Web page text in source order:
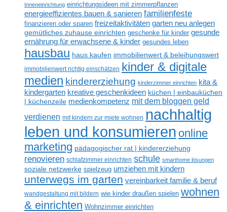
Inneneinrichtung einrichtungsideen mit zimmerpflanzen
energieeffizientes bauen & sanieren familienfeste
finanzieren oder sparen freizeitaktivitäten garten neu anlegen
gemütliches zuhause einrichten geschenke für kinder gesunde
ernährung für erwachsene & kinder gesundes leben
hausbau haus kaufen immobilienwert & beleihungswert
immobilienwert richtig einschätzen kinder & digitale
medien kindererziehung kinderzimmer einrichten kita &
kindergarten kreative geschenkideen küchen | einbauküchen
| küchenzeile medienkompetenz mit dem bloggen geld
verdienen mit kindern zur miete wohnen nachhaltig
leben und konsumieren online
marketing pädagogischer rat | kindererziehung
renovieren schlafzimmer einrichten schule smarthome lösungen
soziale netzwerke spielzeug umziehen mit kindern
unterwegs im garten vereinbarkeit familie & beruf
wandgestaltung mit bildern wie kinder draußen spielen wohnen
& einrichten Wohnzimmer einrichten